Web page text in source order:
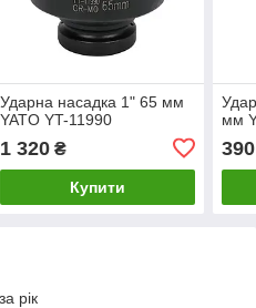
Ударна насадка 1" 65 мм
YATO YT-11990
1 320₴
Купити
мм
390
рік